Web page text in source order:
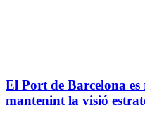
El Port de Barcelona
mantenint la visió